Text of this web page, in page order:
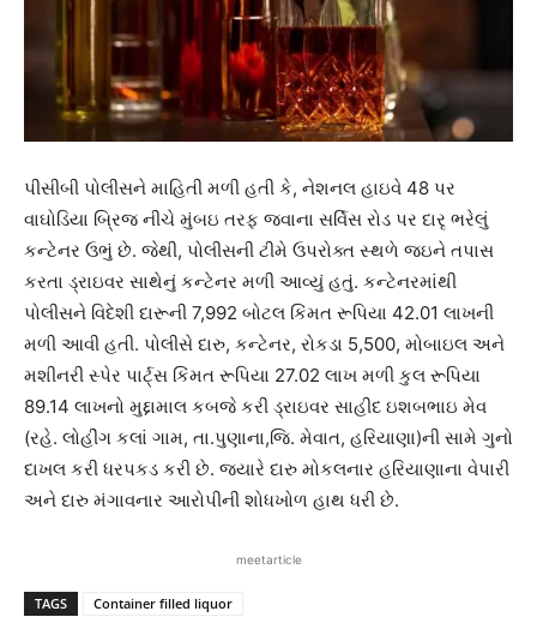
પીસીબી પોલીસને માહિતી મળી હતી કે, નેશનલ હાઇવે 48 પર
વાઘોડિયા બ્રિજ નીચે મુંબઇ તરફ જવાના સર્વિસ રોડ પર દારૃ ભરેલું
કન્ટેનર ઉભું છે. જેથી, પોલીસની ટીમે ઉપરોક્ત સ્થળે જઇને તપાસ
કરતા ડ્રાઇવર સાથેનું કન્ટેનર મળી આવ્યું હતું. કન્ટેનરમાંથી
પોલીસને વિદેશી દારૂની 7,992 બોટલ કિંમત રૂપિયા 42.01 લાખની
મળી આવી હતી. પોલીસે દારુ, કન્ટેનર, રોકડા 5,500, મોબાઇલ અને
મશીનરી સ્પેર પાર્ટ્સ કિંમત રૂપિયા 27.02 લાખ મળી કુલ રૂપિયા
89.14 લાખનો મુદ્દામાલ કબજે કરી ડ્રાઇવર સાહીદ ઇશબભાઇ મેવ
(રહે. લોહીંગ કલાં ગામ, તા.પુણાના,જિ. મેવાત, હરિયાણા)ની સામે ગુનો
દાખલ કરી ધરપકડ કરી છે. જ્યારે દારુ મોકલનાર હરિયાણાના વેપારી
અને દારુ મંગાવનાર આરોપીની શોધખોળ હાથ ધરી છે.
meetarticle
TAGS Container filled liquor